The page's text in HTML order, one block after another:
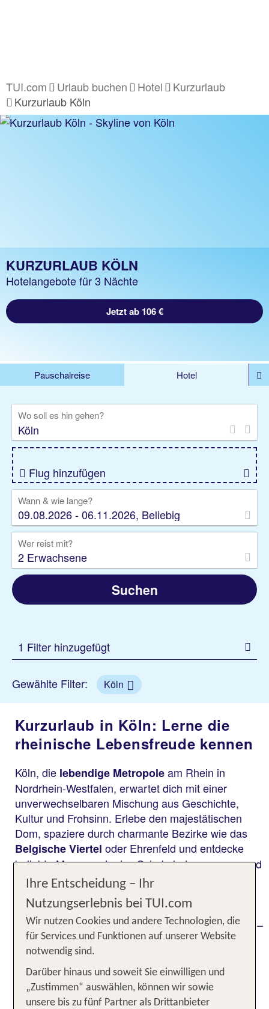
TUI.com Urlaub buchen Hotel
Kurzurlaub
Kurzurlaub Köln
KURZURLAUB KÖLN
Hotelangebote für 3 Nächte
Jetzt ab 106 €
Pauschalreise
Hotel
Kreuzfahrten
Rundreisen
Privattransfer
Zusatzleistungen
Wo soll es hin gehen?
Flug hinzufügen
Wann & wie lange?
09.08.2026 - 06.11.2026, Beliebig
Wer reist mit?
2 Erwachsene
Suchen
1 Filter hinzugefügt
Gewählte Filter: Köln
Kurzurlaub in Köln: Lerne die
rheinische Lebensfreude kennen
Köln, die lebendige Metropoleam Rhein in
Nordrhein-Westfalen, erwartet dich mit einer
unverwechselbaren Mischung aus Geschichte,
Kultur und Frohsinn. Erlebe den majestätischen
Dom, spaziere durch charmante Bezirke wie das
Belgische Viertel oder Ehrenfeld und entdecke
beliebte Museen wie das Schokoladenmuseum und
das Museum Ludwig. Ob ein Spaziergang entlang
der Rheinpromenade, eine Auszeit bei einem
Kölschin einer traditionellen Brauerei oder ein
Abstecher in das abwechslungsreiche Nachtleben –
dein Wochenende in Köln für 2 Personen hält jede
Menge unvergesslicher Momente für dich bereit.
Dieherzliche Atmosphäre, derKölner Karneva
und vieleregionale Köstlichkeitensorgen dafür,
dass du dich schnell wie zu Hause fühlst!
Ihre Entscheidung – Ihr
Nutzungserlebnis bei TUI.com
Wir nutzen Cookies und andere Technologien, die
für Services und Funktionen auf unserer Website
notwendig sind.
Darüber hinaus und soweit Sie einwilligen und
„Zustimmen“ auswählen, können wir sowie
unsere bis zu fünf Partner als Drittanbieter